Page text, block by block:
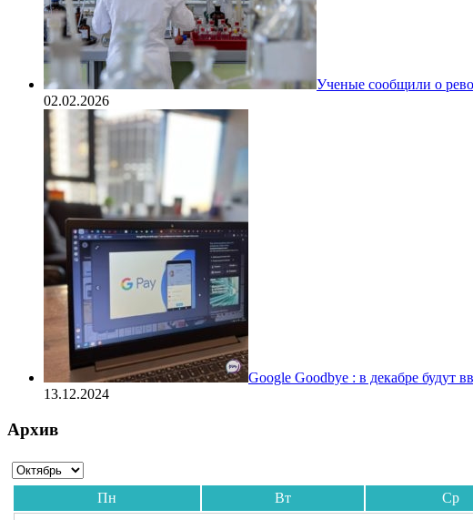
Ученые сообщили о
02.02.2026
Google Goodbye : в декабре будут
13.12.2024
Архив
Пн Вт Ср